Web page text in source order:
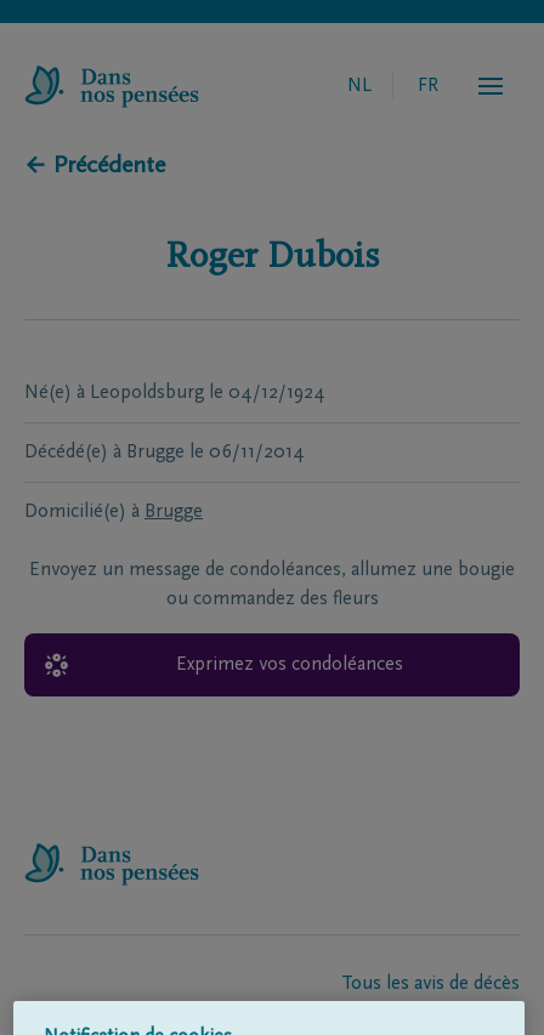
NL FR
← Précédente
Roger Dubois
Né(e) à Leopoldsburg le 04/12/1924
Décédé(e) à Brugge le 06/11/2014
Domicilié(e) à Brugge
Envoyez un message de condoléances, allumez une bougie
ou commandez des fleurs
Exprimez vos condoléances
Tous les avis de décès